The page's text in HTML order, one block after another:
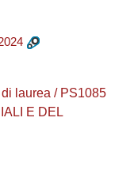
laurea / PS1085
E DEL